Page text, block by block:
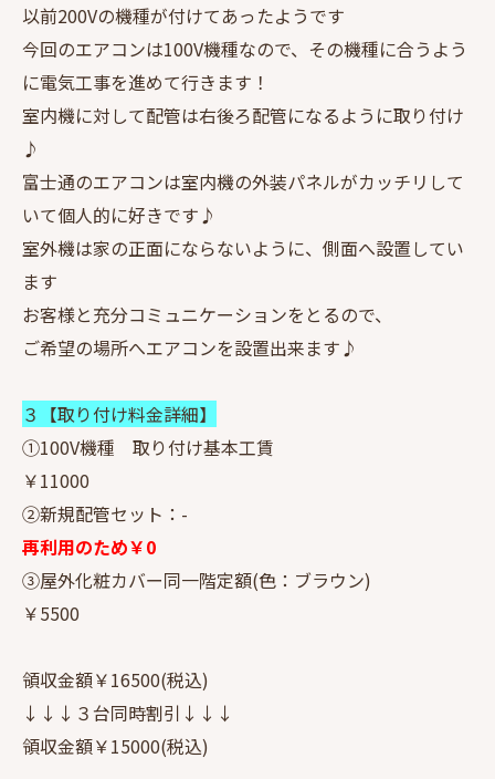
以前200Vの機種が付けてあったようです
今回のエアコンは100V機種なので、その機種に合うよう
に電気工事を進めて行きます！
室内機に対して配管は右後ろ配管になるように取り付け
♪
富士通のエアコンは室内機の外装パネルがカッチリして
いて個人的に好きです♪
室外機は家の正面にならないように、側面へ設置してい
ます
お客様と充分コミュニケーションをとるので、
ご希望の場所へエアコンを設置出来ます♪
３【取り付け料金詳細】
①100V機種 取り付け基本工賃
￥11000
②新規配管セット：-
再利用のため￥0
③屋外化粧カバー同一階定額(色：ブラウン)
￥5500
領収金額￥16500(税込)
↓↓↓３台同時割引↓↓↓
領収金額￥15000(税込)